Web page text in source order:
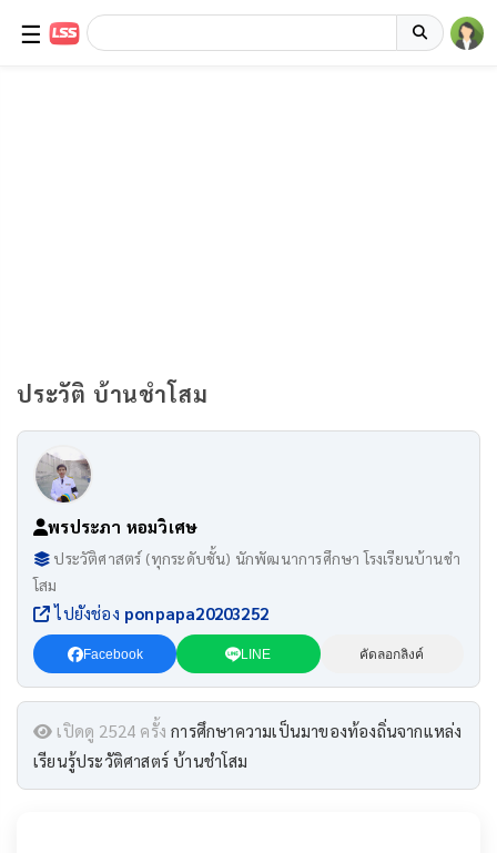
☰
ประวัติ บ้านชำโสม
พรประภา หอมวิเศษ
ประวัติศาสตร์ (ทุกระดับชั้น) นักพัฒนาการศึกษา โรงเรียนบ้านชำ
โสม
ไปยังช่อง ponpapa20203252
Facebook LINE คัดลอกลิงค์
เปิดดู 2524 ครั้ง การศึกษาความเป็นมาของท้องถิ่นจากแหล่ง
เรียนรู้ประวัติศาสตร์ บ้านชำโสม